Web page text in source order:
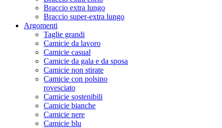
Braccio extra lungo
Braccio super-extra lungo
Argomenti
Taglie grandi
Camicie da lavoro
Camicie casual
Camicie da gala e da sposa
Camicie non stirate
Camicie con polsino
rovesciato
Camicie sostenibili
Camicie bianche
Camicie nere
Camicie blu